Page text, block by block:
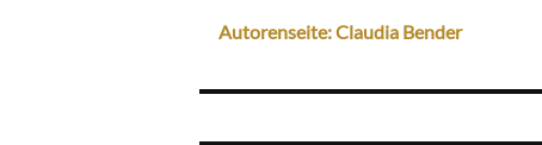
Autorenseite: Claudia Bender